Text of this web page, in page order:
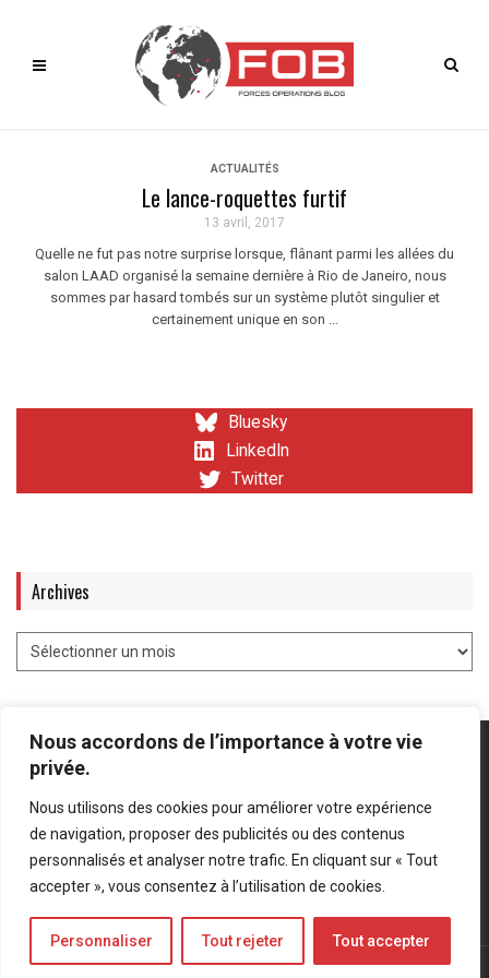
Nous accordons de l’importance à votre vie
privée.
Nous utilisons des cookies pour améliorer votre expérience
de navigation, proposer des publicités ou des contenus
personnalisés et analyser notre trafic. En cliquant sur « Tout
accepter », vous consentez à l’utilisation de cookies.
Personnaliser Tout rejeter Tout accepter
ACTUALITÉS
Le lance-roquettes furtif
13 avril, 2017
Quelle ne fut pas notre surprise lorsque, flânant parmi les allées du
salon LAAD organisé la semaine dernière à Rio de Janeiro, nous
sommes par hasard tombés sur un système plutôt singulier et
certainement unique en son ...
Bluesky
LinkedIn
Twitter
Archives
Mentions légales Politique de confidentialité
Bluesky
LinkedIn
Twitter
© Forces Operations Blog - 2022